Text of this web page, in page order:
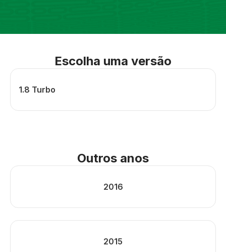
Escolha uma versão
1.8 Turbo
Outros anos
2016
2015